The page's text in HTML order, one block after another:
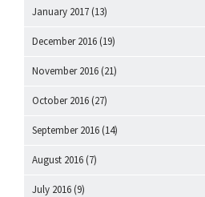
January 2017 (13)
December 2016 (19)
November 2016 (21)
October 2016 (27)
September 2016 (14)
August 2016 (7)
July 2016 (9)